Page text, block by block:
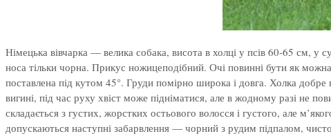
Німецька вівчарка — велика собака, висота в холці у псів 60-65 см,
носа тільки чорна. Прикус ножицеподібний. Очі повинні бути як
поставлена під кутом 45°. Груди помірно широка і довга. Холка
вигині, під час руху хвіст може підніматися, але в жодному разі не
складається з густих, жорстких остьового волосся і густого, але
допускаються наступні забарвлення — чорний з рудим підпалом,